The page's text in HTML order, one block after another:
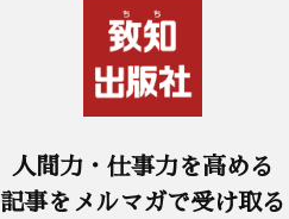
人間力・仕事力を高める
記事をメルマガで受け取る